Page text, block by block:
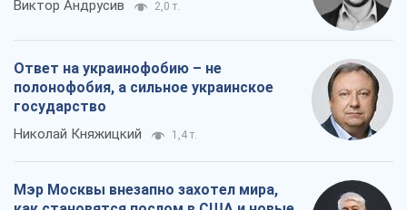
Виктор Андрусив 2,0 т.
Ответ на украинофобию – не
полонофобия, а сильное украинское
государство
Николай Княжицкий 1,4 т.
Мэр Москвы внезапно захотел мира,